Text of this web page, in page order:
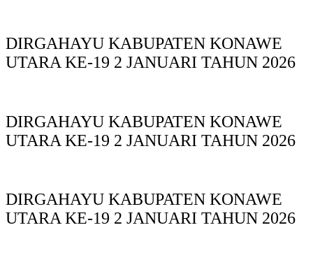
DIRGAHAYU KABUPATEN KONAWE
UTARA KE-19 2 JANUARI TAHUN 2026
DIRGAHAYU KABUPATEN KONAWE
UTARA KE-19 2 JANUARI TAHUN 2026
DIRGAHAYU KABUPATEN KONAWE
UTARA KE-19 2 JANUARI TAHUN 2026